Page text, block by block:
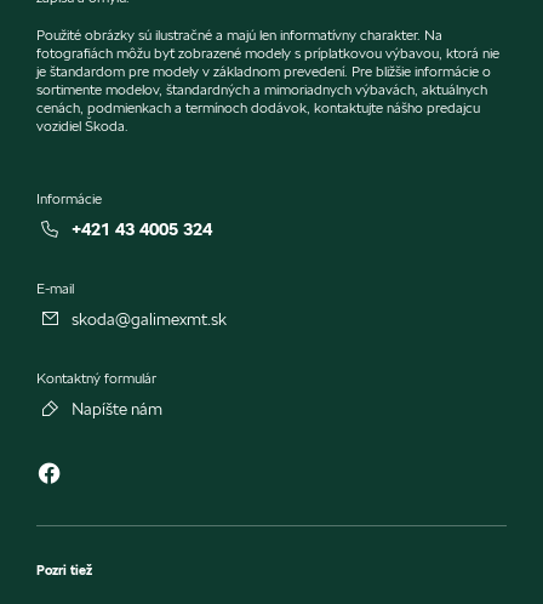
Použité obrázky sú ilustračné a majú len informatívny charakter. Na
fotografiách môžu byť zobrazené modely s príplatkovou výbavou, ktorá nie
je štandardom pre modely v základnom prevedení. Pre bližšie informácie o
sortimente modelov, štandardných a mimoriadnych výbavách, aktuálnych
cenách, podmienkach a termínoch dodávok, kontaktujte nášho predajcu
vozidiel Škoda.
Informácie
+421 43 4005 324
E-mail
skoda@galimexmt.sk
Kontaktný formulár
Napíšte nám
Pozri tiež